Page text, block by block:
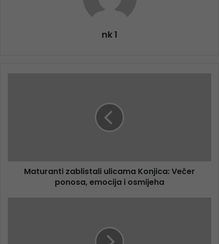
nk 1
Maturanti zablistali ulicama Konjica: Večer
ponosa, emocija i osmijeha